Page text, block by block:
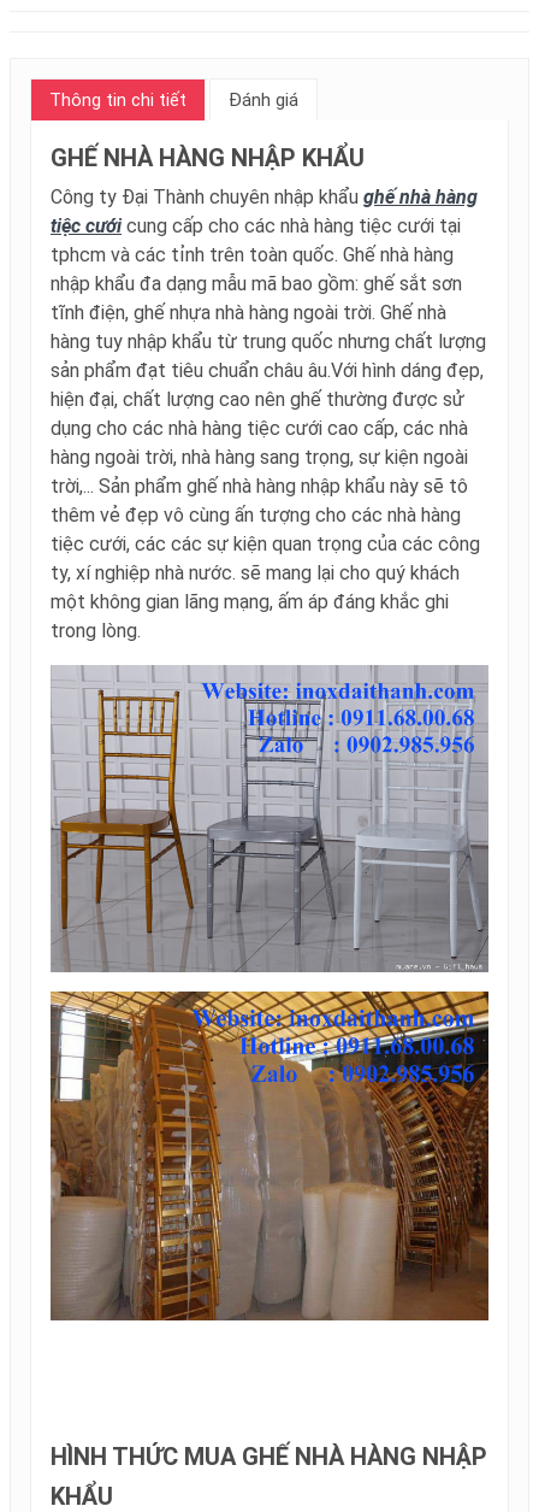
Thông tin chi tiết Đánh giá
GHẾ NHÀ HÀNG NHẬP KHẨU
Công ty Đại Thành chuyên nhập khẩu ghế nhà hàng
tiệc cướicung cấp cho các nhà hàng tiệc cưới tại
tphcm và các tỉnh trên toàn quốc. Ghế nhà hàng
nhập khẩu đa dạng mẫu mã bao gồm: ghế sắt sơn
tĩnh điện, ghế nhựa nhà hàng ngoài trời. Ghế nhà
hàng tuy nhập khẩu từ trung quốc nhưng chất lượng
sản phẩm đạt tiêu chuẩn châu âu.Với hình dáng đẹp,
hiện đại, chất lượng cao nên ghế thường được sử
dụng cho các nhà hàng tiệc cưới cao cấp, các nhà
hàng ngoài trời, nhà hàng sang trọng, sự kiện ngoài
trời,... Sản phẩm ghế nhà hàng nhập khẩu này sẽ tô
thêm vẻ đẹp vô cùng ấn tượng cho các nhà hàng
tiệc cưới, các các sự kiện quan trọng của các công
ty, xí nghiệp nhà nước. sẽ mang lại cho quý khách
một không gian lãng mạng, ấm áp đáng khắc ghi
trong lòng.
HÌNH THỨC MUA GHẾ NHÀ HÀNG NHẬP
KHẨU